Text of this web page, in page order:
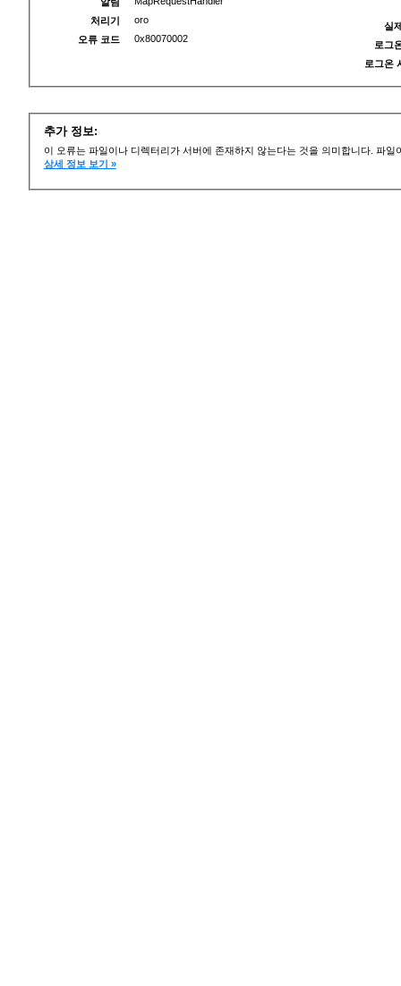
처리기
oro
오류 코드
0x80070002
실
로그
로그온
추가 정보:
이 오류는 파일이나 디렉터리가 서버에 존재하지 않는다는 것을 의미합니다. 파
상세 정보 보기 »